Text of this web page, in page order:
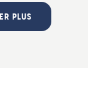
PLUS